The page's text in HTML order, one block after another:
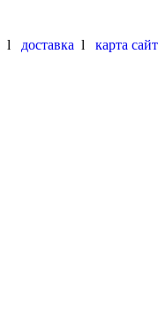
l доставка l карта